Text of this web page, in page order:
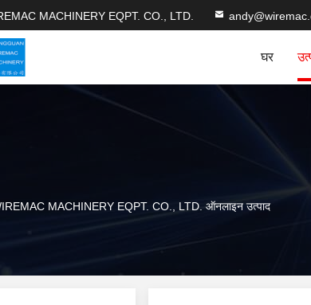
MACHINERY EQPT. CO., LTD.
घर
MACHINERY EQPT. CO., LTD. ऑनलाइन उत्पाद